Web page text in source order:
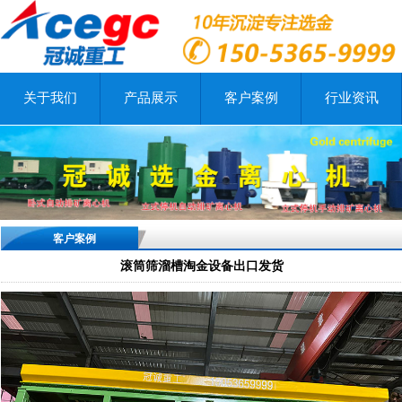
关于我们 产品展示 客户案例 行业资讯
客户案例
滚筒筛溜槽淘金设备出口发货